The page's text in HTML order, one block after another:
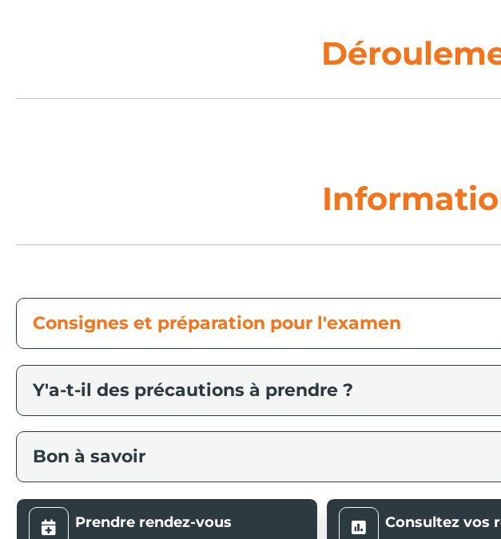
Consignes et préparation pour l'examen
Y'a-t-il des précautions à prendre ?
Bon à savoir
 Prendre rendez-vous  Consultez vos